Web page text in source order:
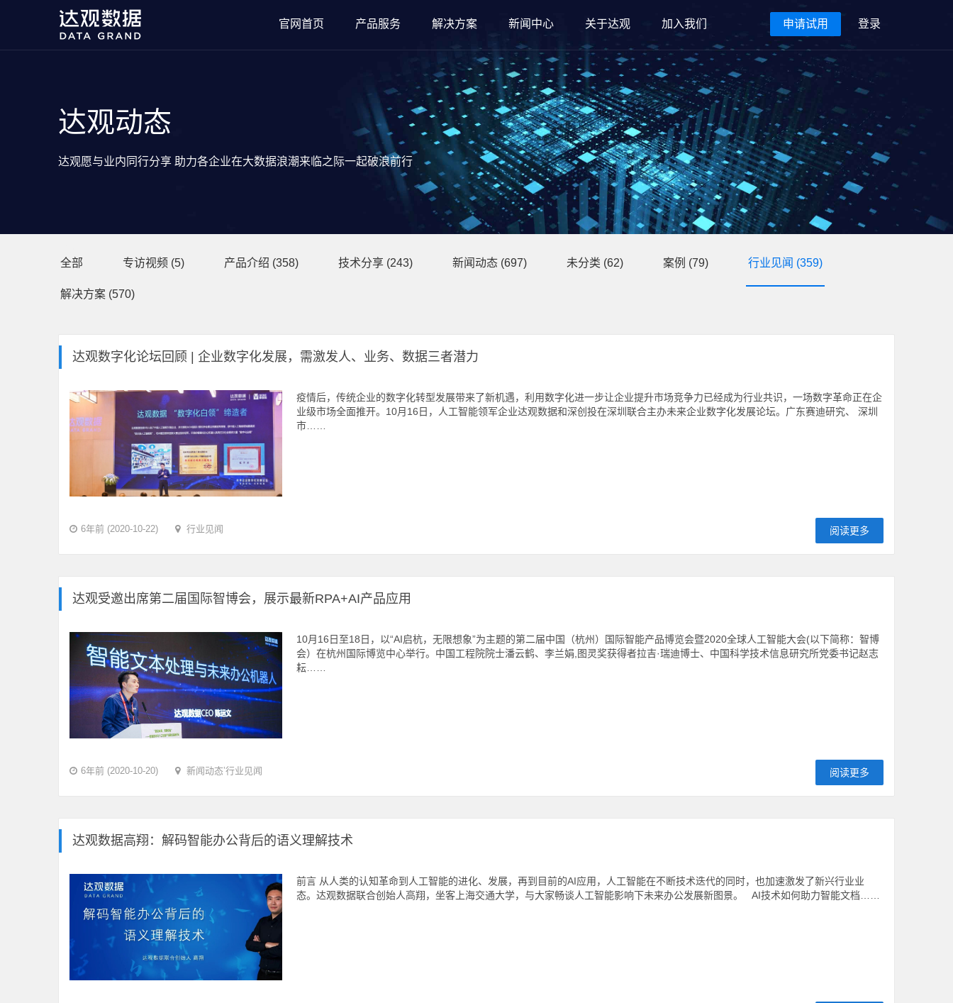
官网首页 产品服务 解决方案 新闻中心 关于达观 加入我们 申请试用 登录
达观动态
达观愿与业内同行分享 助力各企业在大数据浪潮来临之际一起破浪前行
全部 专访视频 (5) 产品介绍 (358) 技术分享 (243) 新闻动态 (697) 未分类 (62) 案例 (79) 行业见闻 (359)
解决方案 (570)
达观数字化论坛回顾 | 企业数字化发展，需激发人、业务、数据三者潜力
疫情后，传统企业的数字化转型发展带来了新机遇，利用数字化进一步让企业提升市场竞争力已经成为行业共识，一场数字革命正在企
业级市场全面推开。10月16日，人工智能领军企业达观数据和深创投在深圳联合主办未来企业数字化发展论坛。广东赛迪研究、 深圳
市……
6年前 (2020-10-22) 行业见闻 阅读更多
达观受邀出席第二届国际智博会，展示最新RPA+AI产品应用
10月16日至18日，以“AI启杭，无限想象”为主题的第二届中国（杭州）国际智能产品博览会暨2020全球人工智能大会(以下简称：智博
会）在杭州国际博览中心举行。中国工程院院士潘云鹤、李兰娟,图灵奖获得者拉吉·瑞迪博士、中国科学技术信息研究所党委书记赵志
耘……
6年前 (2020-10-20) 新闻动态’行业见闻 阅读更多
达观数据高翔：解码智能办公背后的语义理解技术
前言 从人类的认知革命到人工智能的进化、发展，再到目前的AI应用，人工智能在不断技术迭代的同时，也加速激发了新兴行业业
态。达观数据联合创始人高翔，坐客上海交通大学，与大家畅谈人工智能影响下未来办公发展新图景。 AI技术如何助力智能文档……